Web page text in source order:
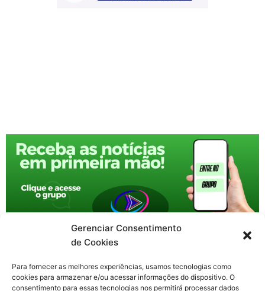
Gerenciar Consentimento
de Cookies
Para fornecer as melhores experiências, usamos tecnologias como
cookies para armazenar e/ou acessar informações do dispositivo. O
consentimento para essas tecnologias nos permitirá processar dados